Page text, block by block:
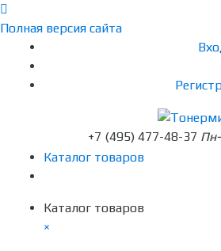
Полная версия сайта
+7 (495) 477-48-37
Каталог товаров
Каталог товаров
×